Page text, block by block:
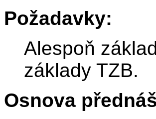
Požadavky:
Alespoň
základy TZB.
Osnova